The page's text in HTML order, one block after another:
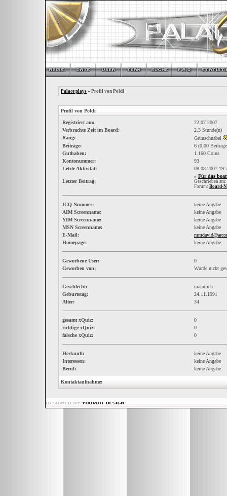
Palace plays » Profil von Poldi
Profil von Poldi
Registriert am:
22.07.2007
Verbrachte Zeit im Board:
2.3 Stunde(n)
Rang:
Grünschnabel
Beiträge:
6 (0,00
Guthaben:
1.160 Coins
Kontonummer:
93
Letzte Aktivität:
08.08.2007
Letzter Beitrag:
» Für das
Geschrieben
Forum: Board-
ICQ Nummer:
keine Angabe
AIM Screenname:
keine Angabe
YIM Screenname:
keine Angabe
MSN Screenname:
keine Angabe
E-Mail:
Homepage:
keine Angabe
Geworbene User:
0
Geworben von:
Wurde nicht
Geschlecht:
männlich
Geburtstag:
24.11.1991
Alter:
34
gesamt xQuiz:
0
richtige xQuiz:
0
falsche xQuiz:
0
Herkunft:
keine Angabe
Interessen:
keine Angabe
Beruf:
keine Angabe
Kontaktaufnahme: